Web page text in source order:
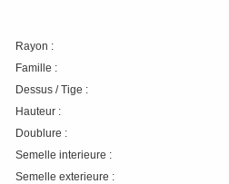
Rayon :
Famille :
Dessus / Tige :
Hauteur :
Doublure :
Semelle interieure :
Semelle exterieure :